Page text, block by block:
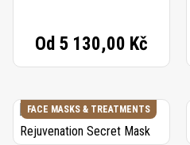
ingredience nejvyšší
výsledky a jedinečný
spokojit s něčím méně
luxus
Od 5 130,00 Kč
FACE MASKS & TREATMENTS